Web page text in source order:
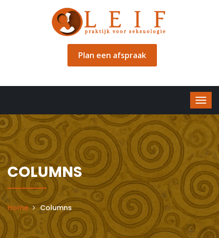
Plan een afspraak
COLUMNS
Home Columns